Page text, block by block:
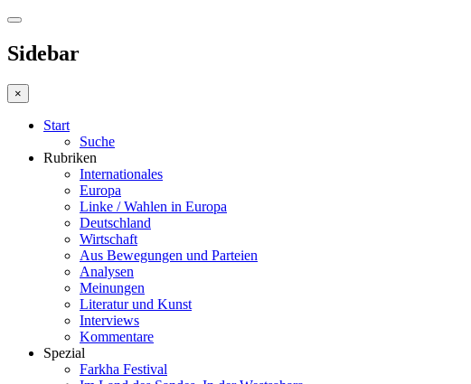
Sidebar
×
Start
Suche
Rubriken
Internationales
Europa
Linke / Wahlen in Europa
Deutschland
Wirtschaft
Aus Bewegungen und Parteien
Analysen
Meinungen
Literatur und Kunst
Interviews
Kommentare
Spezial
Farkha Festival